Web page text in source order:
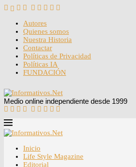
Autores
Quienes somos
Nuestra Historia
Contactar
Políticas de Privacidad
Políticas IA
FUNDACIÓN
Medio online independiente desde 1999
Inicio
Life Style Magazine
Editorial